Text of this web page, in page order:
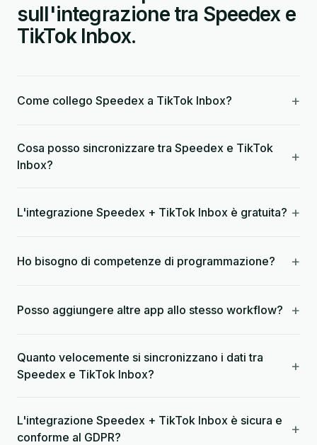
sull'integrazione tra Speedex e
TikTok Inbox.
Come collego Speedex a TikTok Inbox? +
Cosa posso sincronizzare tra Speedex e TikTok
Inbox?
+
L'integrazione Speedex + TikTok Inbox è gratuita? +
Ho bisogno di competenze di programmazione? +
Posso aggiungere altre app allo stesso workflow? +
Quanto velocemente si sincronizzano i dati tra
Speedex e TikTok Inbox?
+
L'integrazione Speedex + TikTok Inbox è sicura e
conforme al GDPR?
+